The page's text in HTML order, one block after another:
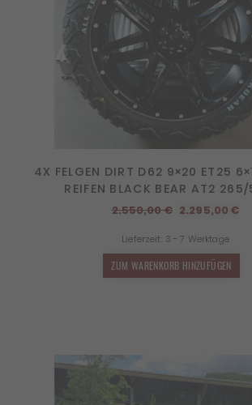
4X FELGEN DIRT D62 9×20 ET25
REIFEN BLACK BEAR AT2
2.550,00€
war:
2.550,00 €
2.295,00€
Lieferzeit: 3 - 7 Werktage
ZUM WARENKORB HINZUFÜGEN